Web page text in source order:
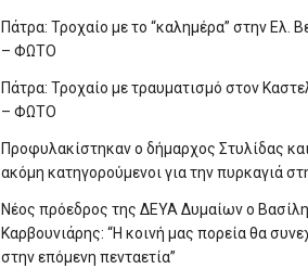
Πάτρα: Τροχαίο με το “καλημέρα” στην Ελ.
– ΦΩΤΟ
Πάτρα: Τροχαίο με τραυματισμό στον
– ΦΩΤΟ
Προφυλακίστηκαν ο δήμαρχος Στυλίδας
ακόμη κατηγορούμενοι για την πυρκαγιά
Νέος πρόεδρος της ΔΕΥΑ Δυμαίων ο
Καρβουνιάρης: “Η κοινή μας πορεία θα
στην επόμενη πενταετία”